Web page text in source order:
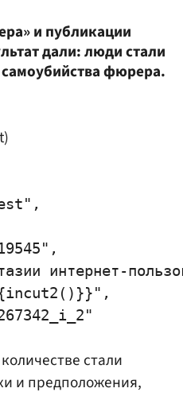
и публикации
дали: люди стали
фюрера.
интернет-
стали
и предположения,